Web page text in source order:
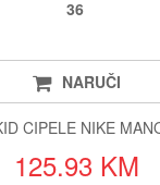
36
NARUČI
CIPELE NIKE
125.93 KM